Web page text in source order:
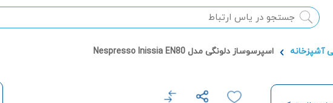
آشپزخانه اسپرسوساز دلونگی مدل Nespresso Inissia EN80